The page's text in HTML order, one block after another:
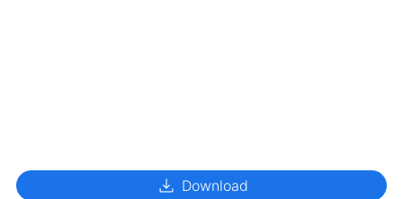
download Download